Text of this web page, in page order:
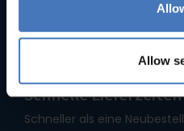
Allow
Über 90 Jahre Erfahrung
Schnelle Lieferzeiten
Schneller als eine